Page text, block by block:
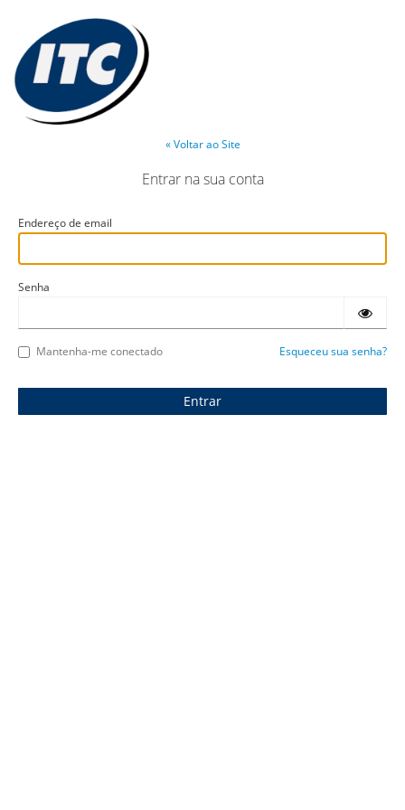
« Voltar ao Site
Entrar na sua conta
Endereço de email
Senha
Mantenha-me conectado Esqueceu sua senha?